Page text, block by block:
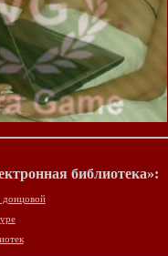
библиотека»:
донцовой